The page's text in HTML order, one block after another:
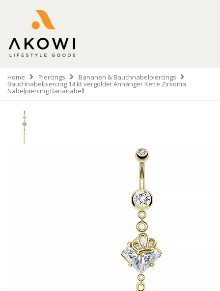
Home Piercings Bananen & Bauchnabelpiercings
Bauchnabelpiercing 14 kt vergoldet Anhänger Kette Zirkonia
Nabelpiercing Bananabell